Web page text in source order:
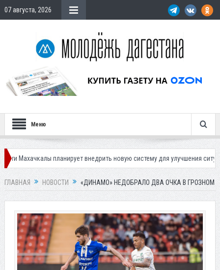
07 августа, 2026
Меню
планирует внедрить новую систему для улучшения ситуации с
ГЛАВНАЯ НОВОСТИ «ДИНАМО» НЕДОБРАЛО ДВА ОЧКА В ГРОЗНОМ